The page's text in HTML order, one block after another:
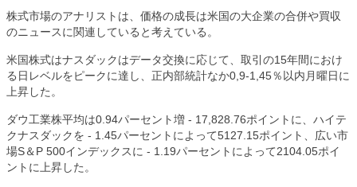
株式市場のアナリストは、価格の成長は米国の大企業の合併や買収
のニュースに関連していると考えている。
米国株式はナスダックはデータ交換に応じて、取引の15年間におけ
る日レベルをピークに達し、正内部統計なか0,9-1,45％以内月曜日に
上昇した。
ダウ工業株平均は0.94パーセント増 - 17,828.76ポイントに、ハイテ
クナスダックを - 1.45パーセントによって5127.15ポイント、広い市
場S＆ P 500インデックスに - 1.19パーセントによって2104.05ポイ
ントに上昇した。